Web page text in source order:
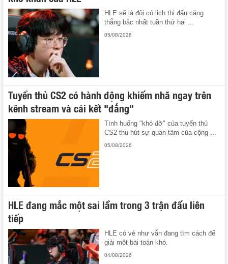
HLE sẽ là đội có lịch thi đấu căng
thẳng bậc nhất tuần thứ hai ...
05/08/2026
Tuyển thủ CS2 có hành động khiếm nhã ngay trên
kênh stream và cái kết "đắng"
Tình huống "khó đỡ" của tuyển thủ
CS2 thu hút sự quan tâm của cộng ...
05/08/2026
HLE đang mắc một sai lầm trong 3 trận đấu liên
tiếp
HLE có vẻ như vẫn đang tìm cách để
giải một bài toán khó.
04/08/2026